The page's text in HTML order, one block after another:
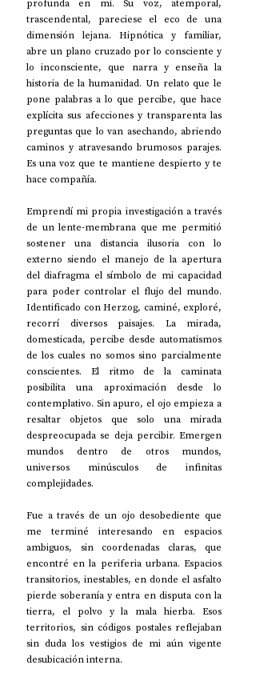
profunda en mí. Su voz, atemporal,
trascendental, pareciese el eco de una
dimensión lejana. Hipnótica y familiar,
abre un plano cruzado por lo consciente y
lo inconsciente, que narra y enseña la
historia de la humanidad. Un relato que le
pone palabras a lo que percibe, que hace
explícita sus afecciones y transparenta las
preguntas que lo van asechando, abriendo
caminos y atravesando brumosos parajes.
Es una voz que te mantiene despierto y te
hace compañía.
Emprendí mi propia investigación a través
de un lente-membrana que me permitió
sostener una distancia ilusoria con lo
externo siendo el manejo de la apertura
del diafragma el símbolo de mi capacidad
para poder controlar el flujo del mundo.
Identificado con Herzog, caminé, exploré,
recorrí diversos paisajes. La mirada,
domesticada, percibe desde automatismos
de los cuales no somos sino parcialmente
conscientes. El ritmo de la caminata
posibilita una aproximación desde lo
contemplativo. Sin apuro, el ojo empieza a
resaltar objetos que solo una mirada
despreocupada se deja percibir. Emergen
mundos dentro de otros mundos,
universos minúsculos de infinitas
complejidades.
Fue a través de un ojo desobediente que
me terminé interesando en espacios
ambiguos, sin coordenadas claras, que
encontré en la periferia urbana. Espacios
transitorios, inestables, en donde el asfalto
pierde soberanía y entra en disputa con la
tierra, el polvo y la mala hierba. Esos
territorios, sin códigos postales reflejaban
sin duda los vestigios de mi aún vigente
desubicación interna.